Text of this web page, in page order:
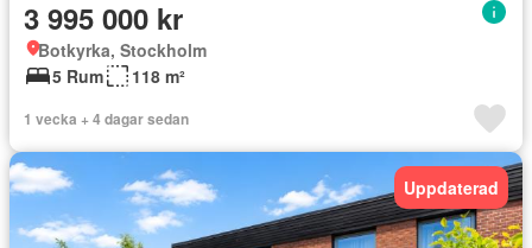
3 995 000 kr
Botkyrka, Stockholm
5 Rum
118 m²
1 vecka + 4 dagar sedan
Uppdaterad